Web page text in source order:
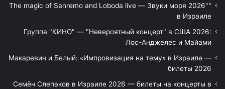
"The magic of Sanremo and Loboda live — Звуки моря 2026"
в Израиле
Группа "КИНО" — "Невероятный концерт" в США 2026:
Лос-Анджелес и Майами
Макаревич и Белый: «Импровизация на тему» в Израиле —
билеты 2026
Семён Слепаков в Израиле 2026 — билеты на концерты в